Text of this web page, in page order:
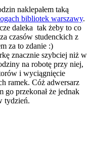
naklepałem taką
bibliotek warszawy.
daleka tak żeby to co
czasów studenckich z
za to zdanie :)
znacznie szybciej niż w
na robotę przy niej,
i wyciągnięcie
ramek. Cóż adwersarz
go przekonał że jednak
tydzień.